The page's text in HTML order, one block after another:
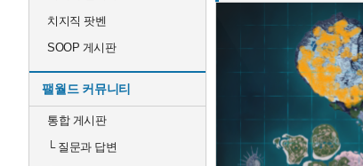
치지직 팟벤
SOOP 게시판
팰월드 커뮤니티
통합 게시판
└질문과 답변